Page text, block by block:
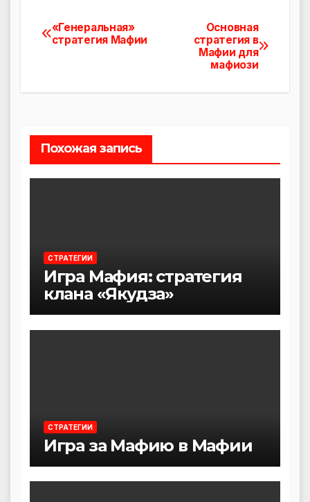
Навигация
записям
Основная
стратегия в
Мафии для
мафиози
«Генеральная»
стратегия Мафии
Похожая запись
СТРАТЕГИИ
Игра Мафия: стратегия
клана «Якудза»
СТРАТЕГИИ
Игра за Мафию в Мафии